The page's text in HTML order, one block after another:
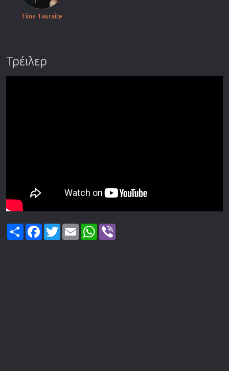
Tiina Tauraite
Τρέιλερ
ShareFacebook
TwitterEmail WhatsApp